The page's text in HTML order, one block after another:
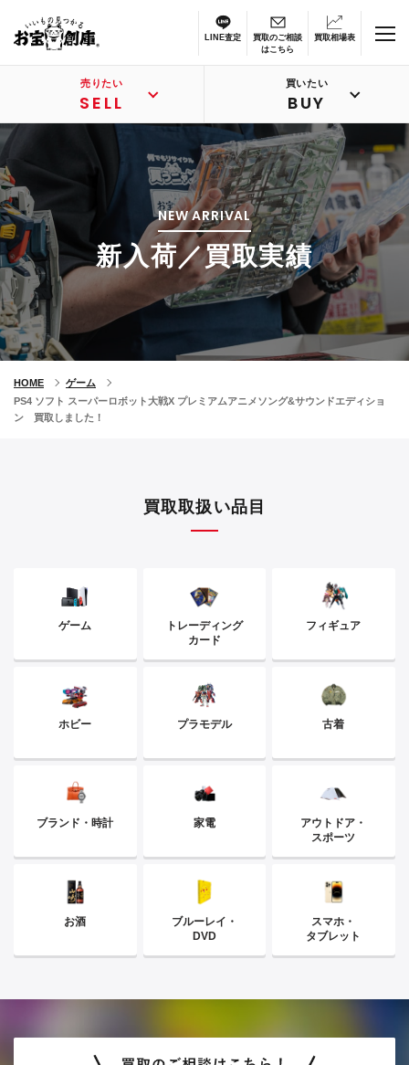
LINE査定
買取のご相談
はこちら
買取相場表
売りたい
SELL
買いたい
BUY
NEW ARRIVAL
新入荷／買取実績
HOME
ゲーム
PS4 ソフト スーパーロボット大戦X プレミアムアニメソング&サウンドエディショ
ン 買取しました！
買取取扱い品目
ゲーム
トレーディング
カード
フィギュア
ホビー プラモデル 古着
ブランド・時計 家電
アウトドア・
スポーツ
お酒
ブルーレイ・
DVD
スマホ・
タブレット